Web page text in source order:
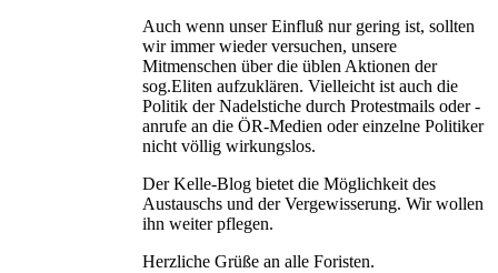
Auch wenn unser Einfluß nur gering ist, sollten
wir immer wieder versuchen, unsere
Mitmenschen über die üblen Aktionen der
sog.Eliten aufzuklären. Vielleicht ist auch die
Politik der Nadelstiche durch Protestmails oder -
anrufe an die ÖR-Medien oder einzelne Politiker
nicht völlig wirkungslos.
Der Kelle-Blog bietet die Möglichkeit des
Austauschs und der Vergewisserung. Wir wollen
ihn weiter pflegen.
Herzliche Grüße an alle Foristen.